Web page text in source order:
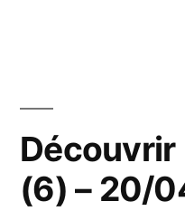
Découvrir
(6) – 20/